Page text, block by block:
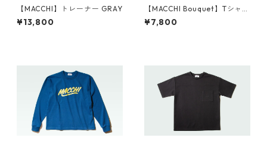
【MACCHI】トレーナー GRAY
¥13,800
【MACCHI Bouquet】Tシャツ
NAVY
¥7,800